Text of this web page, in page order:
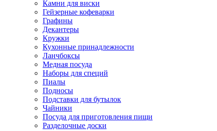
Камни для виски
Гейзерные кофеварки
Графины
Декантеры
Кружки
Кухонные принадлежности
Ланчбоксы
Медная посуда
Наборы для специй
Пиалы
Подносы
Подставки для бутылок
Чайники
Посуда для приготовления пищи
Разделочные доски